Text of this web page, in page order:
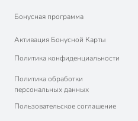
Бонусная программа
Активация Бонусной Карты
Политика конфиденциальности
Политика обработки
персональных данных
Пользовательское соглашение